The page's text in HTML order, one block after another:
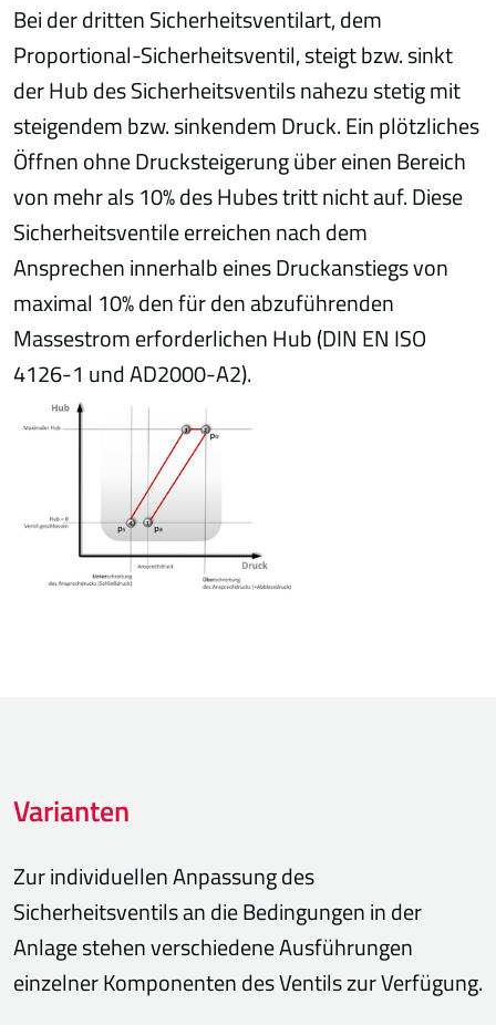
Bei der dritten Sicherheitsventilart, dem
Proportional-Sicherheitsventil, steigt bzw. sinkt
der Hub des Sicherheitsventils nahezu stetig mit
steigendem bzw. sinkendem Druck. Ein plötzliches
Öffnen ohne Drucksteigerung über einen Bereich
von mehr als 10% des Hubes tritt nicht auf. Diese
Sicherheitsventile erreichen nach dem
Ansprechen innerhalb eines Druckanstiegs von
maximal 10% den für den abzuführenden
Massestrom erforderlichen Hub (DIN EN ISO
4126-1 und AD2000-A2).
Varianten
Zur individuellen Anpassung des
Sicherheitsventils an die Bedingungen in der
Anlage stehen verschiedene Ausführungen
einzelner Komponenten des Ventils zur Verfügung.